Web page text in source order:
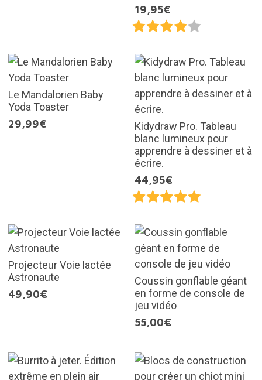
19,95€
Le Mandalorien Baby
Yoda Toaster
29,99€
Kidydraw Pro. Tableau
blanc lumineux pour
apprendre à dessiner et à
écrire.
44,95€
Projecteur Voie lactée
Astronaute
49,90€
Coussin gonflable géant
en forme de console de
jeu vidéo
55,00€